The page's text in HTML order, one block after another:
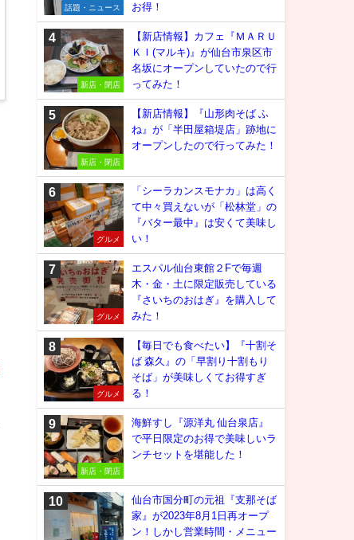
話題・ニュース
お得！
新店・閉店
【新店情報】カフェ『ＭＡＲＵ
ＫＩ(マルキ)』が仙台市泉区市
名坂にオープンしていたので行
ってみた！
新店・閉店
【新店情報】『山形肉そば ふ
ね』が「半田屋箱堤店」跡地に
オープンしたので行ってみた！
グルメ
「シーラカンスモナカ」は高く
て中々買えないが「松林堂」の
『バター最中』は安くて美味し
い！
グルメ
エスパル仙台東館２Fで毎週
木・金・土に限定販売している
『さいちのおはぎ』を購入して
みた！
グルメ
【毎日でも食べたい】『十割そ
ば 森久』の「早割り十割もり
そば」が美味しくてお得すぎ
る！
新店・閉店
海鮮すし『源洋丸 仙台泉店』
で平日限定のお得で美味しいラ
ンチセットを堪能した！
仙台市国分町の元祖『支那そば
家』が2023年8月1日再オープ
ン！しかし営業時間・メニュー